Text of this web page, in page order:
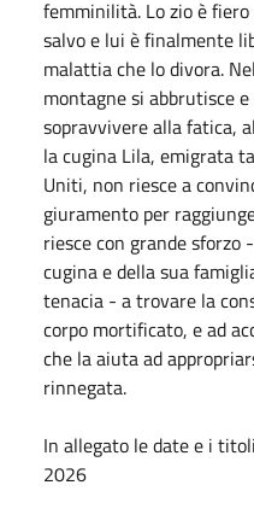
femminilità. Lo zio è
salvo e lui è finalmente
malattia che lo divora.
montagne si abbrutisce
sopravvivere alla fatica,
la cugina Lila, emigrata
Uniti, non riesce a
giuramento per
riesce con grande sforzo
cugina e della sua
tenacia - a trovare la
corpo mortificato, e ad
che la aiuta ad
rinnegata.
In allegato le date e i
2026